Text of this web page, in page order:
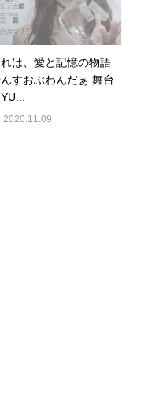
は、愛と記憶の物語
すおぶわんだぁ 舞台
2020.11.09